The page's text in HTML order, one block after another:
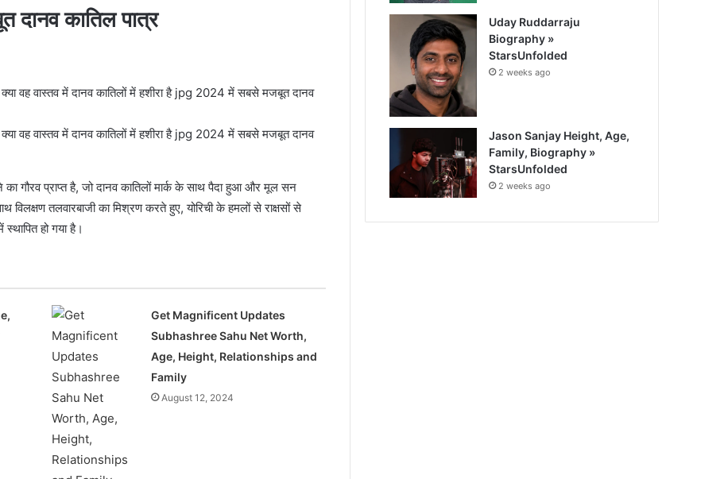
दानव कातिल पात्र
गौरव प्राप्त है, जो दानव कातिलों मार्क के साथ पैदा हुआ और मूल सन
तलवारबाजी का मिश्रण करते हुए, योरिची के हमलों से राक्षसों से
हो गया है।
Get Magnificent Updates
Subhashree Sahu Net Worth,
Age, Height, Relationships and
Family
August 12, 2024
Uday Ruddarraju
Biography »
StarsUnfolded
2 weeks ago
Jason Sanjay Height, Age,
Family, Biography »
StarsUnfolded
2 weeks ago